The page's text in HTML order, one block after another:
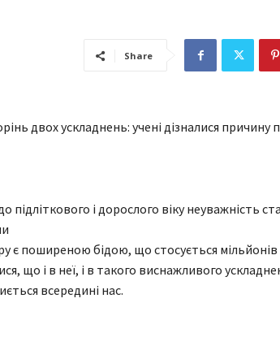
Share
двох ускладнень: учені дізналися причину
підліткового і дорослого віку неуважність
є поширеною бідою, що стосується
що і в неї, і в такого виснажливого
всередині нас.